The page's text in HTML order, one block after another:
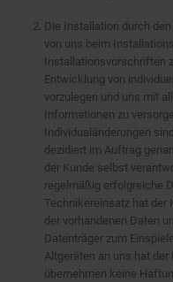
Die Installation durch
von uns beim
Installationsvorschriften
Entwicklung von
vorzulegen und uns mit
Informationen zu
Individualänderungen
dezidiert im Auftrag
der Kunde selbst
regelmäßig erfolgreiche
Technikereinsatz hat der
der vorhandenen Daten
Datenträger zum
Altgeräten an uns hat
übernehmen keine